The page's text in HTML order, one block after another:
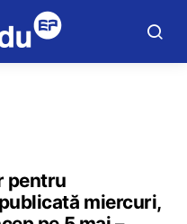
pentru
miercuri,